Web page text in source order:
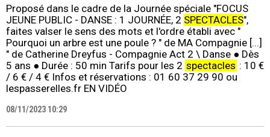
Proposé dans le cadre de la Journée spéciale "FOCUS
JEUNE PUBLIC - DANSE : 1 JOURNÉE, 2 SPECTACLES",
faites valser le sens des mots et l'ordre établi avec "
Pourquoi un arbre est une poule ? " de MA Compagnie [...]
" de Catherine Dreyfus - Compagnie Act 2 \ Danse ● Dès
5 ans ● Durée : 50 min Tarifs pour les 2 spectacles : 10 €
/ 6 € / 4 € Infos et réservations : 01 60 37 29 90 ou
lespasserelles.fr EN VIDÉO
08/11/2023 10:29